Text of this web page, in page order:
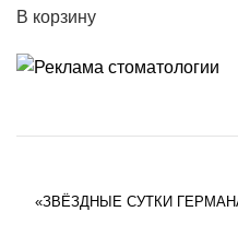
В корзину
«ЗВЁЗДНЫЕ СУТКИ